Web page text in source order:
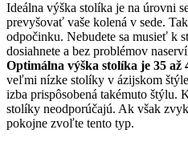
Ideálna výška stolíka je na úrovni
prevyšovať vaše kolená v sede.
odpočinku. Nebudete sa musieť k
dosiahnete a bez problémov
Optimálna výška stolíka je 35 až
veľmi nízke stolíky v ázijskom
izba prispôsobená takémuto štýlu.
stolíky neodporúčajú. Ak však
pokojne zvoľte tento typ.